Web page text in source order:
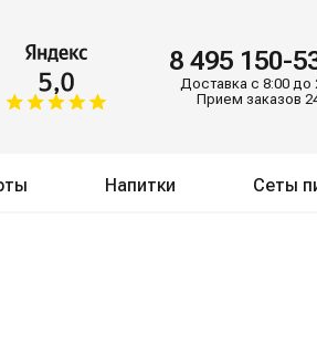
8 495 150-
Доставка с 8:00 до
Прием заказов
Напитки Сеты